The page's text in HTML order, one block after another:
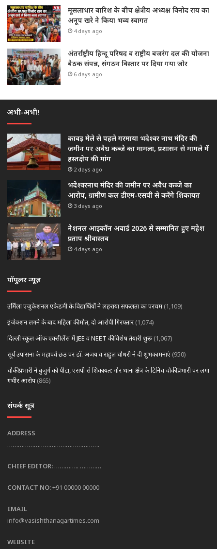
मूसलाधार बारिश के बीच क्षेत्रीय अध्यक्ष विनोद राय का
अनूप खरे ने किया भव्य स्वागत
4 days ago
अंतर्राष्ट्रीय हिन्दू परिषद व राष्ट्रीय बजरंग दल की योजना
बैठक संपन्न, संगठन विस्तार पर दिया गया जोर
6 days ago
अभी-अभी!
कावड़ मेले से पहले गरमाया भदेश्वर नाथ मंदिर की
जमीन पर अवैध कब्जे का मामला, प्रशासन से मामले में
हस्तक्षेप की मांग
2 days ago
भदेश्वरनाथ मंदिर की जमीन पर अवैध कब्जे का
आरोप, ग्रामीण कल डीएम-एसपी से करेंगे शिकायत
3 days ago
नेशनल आइकॉन अवार्ड 2026 से सम्मानित हुए महेश
प्रताप श्रीवास्तव
4 days ago
पॉपुलर न्यूज़
उर्मिला एजुकेशनल एकेडमी के विद्यार्थियों ने लहराया सफलता का परचम (1,109)
इंजेक्शन लगने के बाद महिला की मौत, दो आरोपी गिरफ्तार (1,074)
दिल्ली स्कूल ऑफ एक्सीलेंस में JEE व NEET की विशेष तैयारी शुरू (1,067)
सूर्य उपासना के महापर्व छठ पर डॉ. अजय व राहुल चौधरी ने दी शुभकामनाएं (950)
चौकी प्रभारी ने बुजुर्ग को पीटा, एसपी से शिकायत: गौर थाना क्षेत्र के टिनिच चौकी प्रभारी पर लगा
गंभीर आरोप (865)
संपर्क सूत्र
ADDRESS
…………………………………………….
CHIEF EDITOR: ………….. …………
CONTACT NO:+91 00000 00000
EMAIL
info@vasishthanagartimes.com
WEBSITE